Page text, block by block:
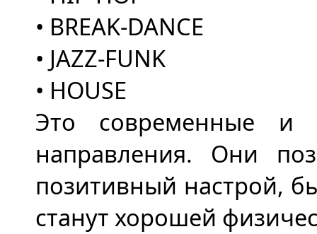
• BREAK-DANCE
• JAZZ-FUNK
• HOUSE
Это современные и
направления. Они
позитивный настрой,
станут хорошей